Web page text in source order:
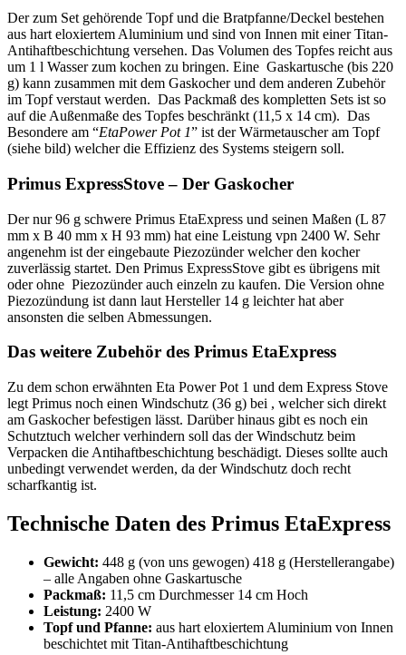
Der zum Set gehörende Topf und die Bratpfanne/Deckel bestehen
aus hart eloxiertem Aluminium und sind von Innen mit einer Titan-
Antihaftbeschichtung versehen. Das Volumen des Topfes reicht aus
um 1 l Wasser zum kochen zu bringen. Eine Gaskartusche (bis 220
g) kann zusammen mit dem Gaskocher und dem anderen Zubehör
im Topf verstaut werden. Das Packmaß des kompletten Sets ist so
auf die Außenmaße des Topfes beschränkt (11,5 x 14 cm). Das
Besondere am “EtaPower Pot 1” ist der Wärmetauscher am Topf
(siehe bild) welcher die Effizienz des Systems steigern soll.
Primus ExpressStove – Der Gaskocher
Der nur 96 g schwere Primus EtaExpress und seinen Maßen (L 87
mm x B 40 mm x H 93 mm) hat eine Leistung vpn 2400 W. Sehr
angenehm ist der eingebaute Piezozünder welcher den kocher
zuverlässig startet. Den Primus ExpressStove gibt es übrigens mit
oder ohne Piezozünder auch einzeln zu kaufen. Die Version ohne
Piezozündung ist dann laut Hersteller 14 g leichter hat aber
ansonsten die selben Abmessungen.
Das weitere Zubehör des Primus EtaExpress
Zu dem schon erwähnten Eta Power Pot 1 und dem Express Stove
legt Primus noch einen Windschutz (36 g) bei , welcher sich direkt
am Gaskocher befestigen lässt. Darüber hinaus gibt es noch ein
Schutztuch welcher verhindern soll das der Windschutz beim
Verpacken die Antihaftbeschichtung beschädigt. Dieses sollte auch
unbedingt verwendet werden, da der Windschutz doch recht
scharfkantig ist.
Technische Daten des Primus EtaExpress
Gewicht: 448 g (von uns gewogen) 418 g (Herstellerangabe)
– alle Angaben ohne Gaskartusche
Packmaß: 11,5 cm Durchmesser 14 cm Hoch
Leistung: 2400 W
Topf und Pfanne: aus hart eloxiertem Aluminium von Innen
beschichtet mit Titan-Antihaftbeschichtung